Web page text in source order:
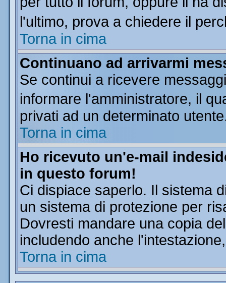
l'ultimo, prova a chiedere il
Torna in cima
Continuano ad arrivarmi
Se continui a ricevere
informare l'amministratore, il
privati ad un determinato
Torna in cima
Ho ricevuto un'e-mail
in questo forum!
Ci dispiace saperlo. Il sistema
un sistema di protezione per
Dovresti mandare una copia
includendo anche
Torna in cima